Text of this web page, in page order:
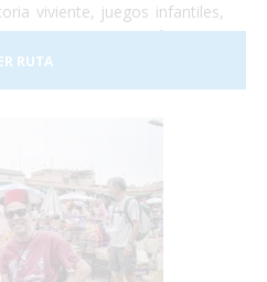
viviente, juegos infantiles,
gastronómicas e
que no te dejarán
canales, un recorrido en
te lo habías imaginado?
experiencia que todos
RUTA